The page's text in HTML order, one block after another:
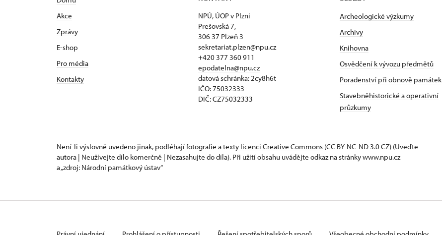
Akce
Zprávy
E-shop
Pro média
Kontakty
NPÚ, ÚOP v Plzni
Prešovská 7,
306 37 Plzeň 3
sekretariat.plzen@npu.cz
+420 377 360 911
epodatelna@npu.cz
datová schránka: 2cy8h6t​
IČO: 75032333
DIČ: CZ75032333
Archeologické výzkumy
Archivy
Knihovna
Osvědčení k vývozu předmětů
Poradenství při obnově památek
Stavebněhistorické a operativní
průzkumy
Není-li výslovně uvedeno jinak, podléhají fotografie a texty licenci Creative Commons (CC BY-NC-ND 3.0 CZ) (Uveďte
autora | Neužívejte dílo komerčně | Nezasahujte do díla). Při užití obsahu uvádějte odkaz na stránky www.npu.cz
a „zdroj: Národní památkový ústav“